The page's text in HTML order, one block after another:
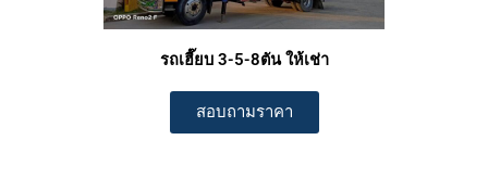
รถเฮี๊ยบ 3-5-8ตัน ให้เช่า
สอบถามราคา